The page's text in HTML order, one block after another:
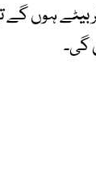
بیٹے ہوں
گی۔